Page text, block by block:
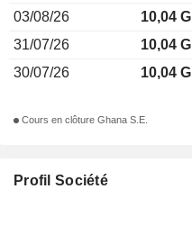
Profil Société
03/08/26
10,04
31/07/26
10,04
30/07/26
10,04
Cours en clôture Ghana S.E.